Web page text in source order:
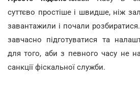
суттєво простіше і швидше, ніж
завантажили і почали
завчасно підготуватися та
для того, аби з певного часу не
санкції фіскальної служби.